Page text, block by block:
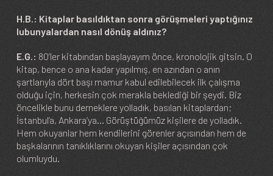
H.B.: Kitaplar basıldıktan sonra görüşmeleri yaptığınız
lubunyalardan nasıl dönüş aldınız?
E.G.: 80’ler kitabından başlayayım önce, kronolojik gitsin. O
kitap, bence o ana kadar yapılmış, en azından o anın
şartlarıyla dört başı mamur kabul edilebilecek ilk çalışma
olduğu için, herkesin çok merakla beklediği bir şeydi. Biz
öncelikle bunu derneklere yolladık, basılan kitaplardan;
İstanbul’a, Ankara’ya… Görüştüğümüz kişilere de yolladık.
Hem okuyanlar hem kendilerini görenler açısından hem de
başkalarının tanıklıklarını okuyan kişiler açısından çok
olumluydu.